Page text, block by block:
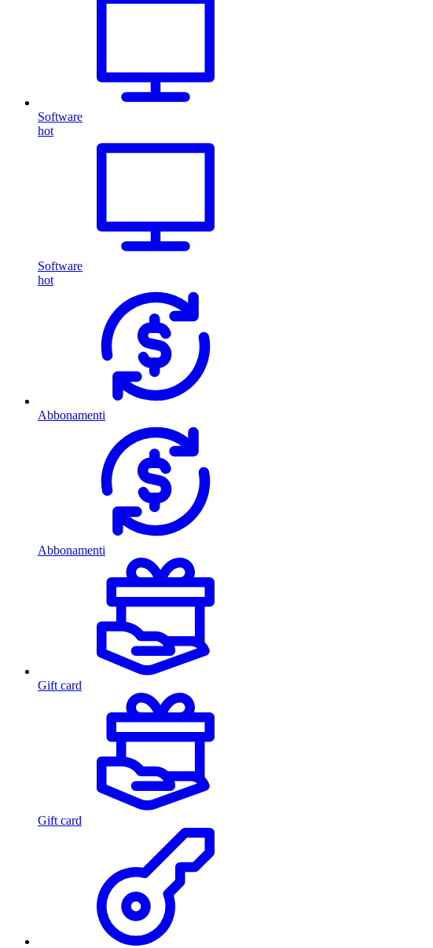
Software
hot
Software
hot
Abbonamenti
Abbonamenti
Gift card
Gift card